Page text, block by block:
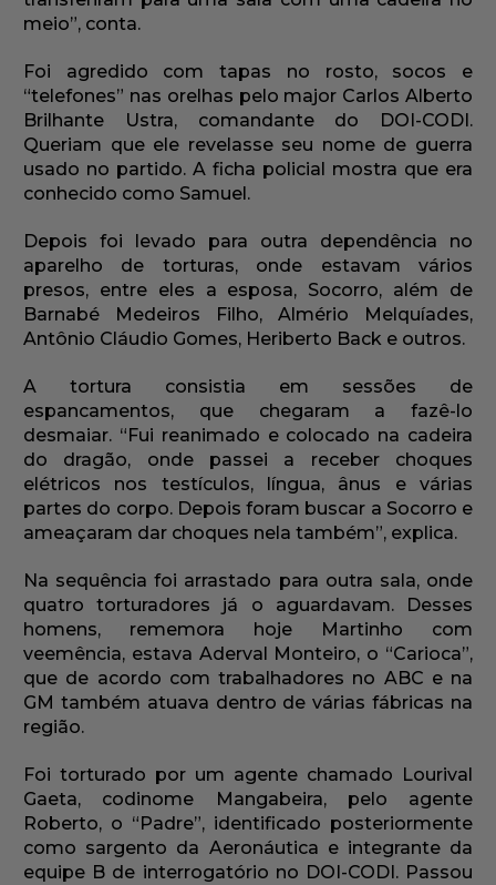
meio”, conta.
Foi agredido com tapas no rosto, socos e
“telefones” nas orelhas pelo major Carlos Alberto
Brilhante Ustra, comandante do DOI-CODI.
Queriam que ele revelasse seu nome de guerra
usado no partido. A ficha policial mostra que era
conhecido como Samuel.
Depois foi levado para outra dependência no
aparelho de torturas, onde estavam vários
presos, entre eles a esposa, Socorro, além de
Barnabé Medeiros Filho, Almério Melquíades,
Antônio Cláudio Gomes, Heriberto Back e outros.
A tortura consistia em sessões de
espancamentos, que chegaram a fazê-lo
desmaiar. “Fui reanimado e colocado na cadeira
do dragão, onde passei a receber choques
elétricos nos testículos, língua, ânus e várias
partes do corpo. Depois foram buscar a Socorro e
ameaçaram dar choques nela também”, explica.
Na sequência foi arrastado para outra sala, onde
quatro torturadores já o aguardavam. Desses
homens, rememora hoje Martinho com
veemência, estava Aderval Monteiro, o “Carioca”,
que de acordo com trabalhadores no ABC e na
GM também atuava dentro de várias fábricas na
região.
Foi torturado por um agente chamado Lourival
Gaeta, codinome Mangabeira, pelo agente
Roberto, o “Padre”, identificado posteriormente
como sargento da Aeronáutica e integrante da
equipe B de interrogatório no DOI-CODI. Passou